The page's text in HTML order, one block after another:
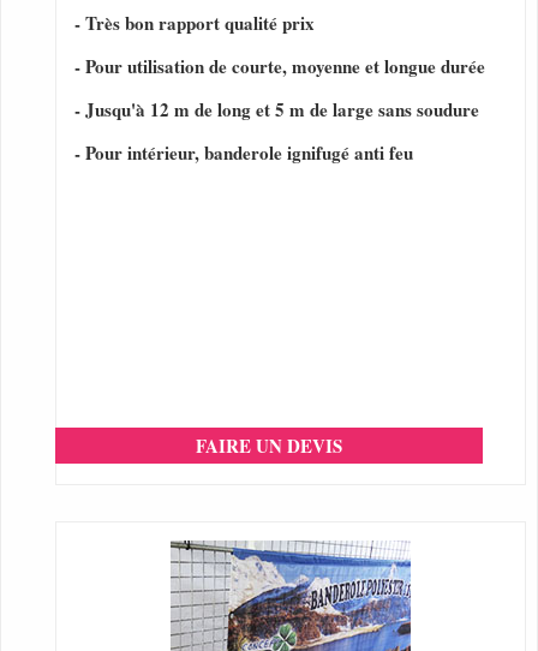
- Très bon rapport qualité prix
- Pour utilisation de courte, moyenne et longue durée
- Jusqu'à 12 m de long et 5 m de large sans soudure
- Pour intérieur, banderole ignifugé anti feu
FAIRE UN DEVIS